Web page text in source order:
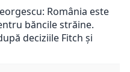
România este
băncile străine.
deciziile Fitch și